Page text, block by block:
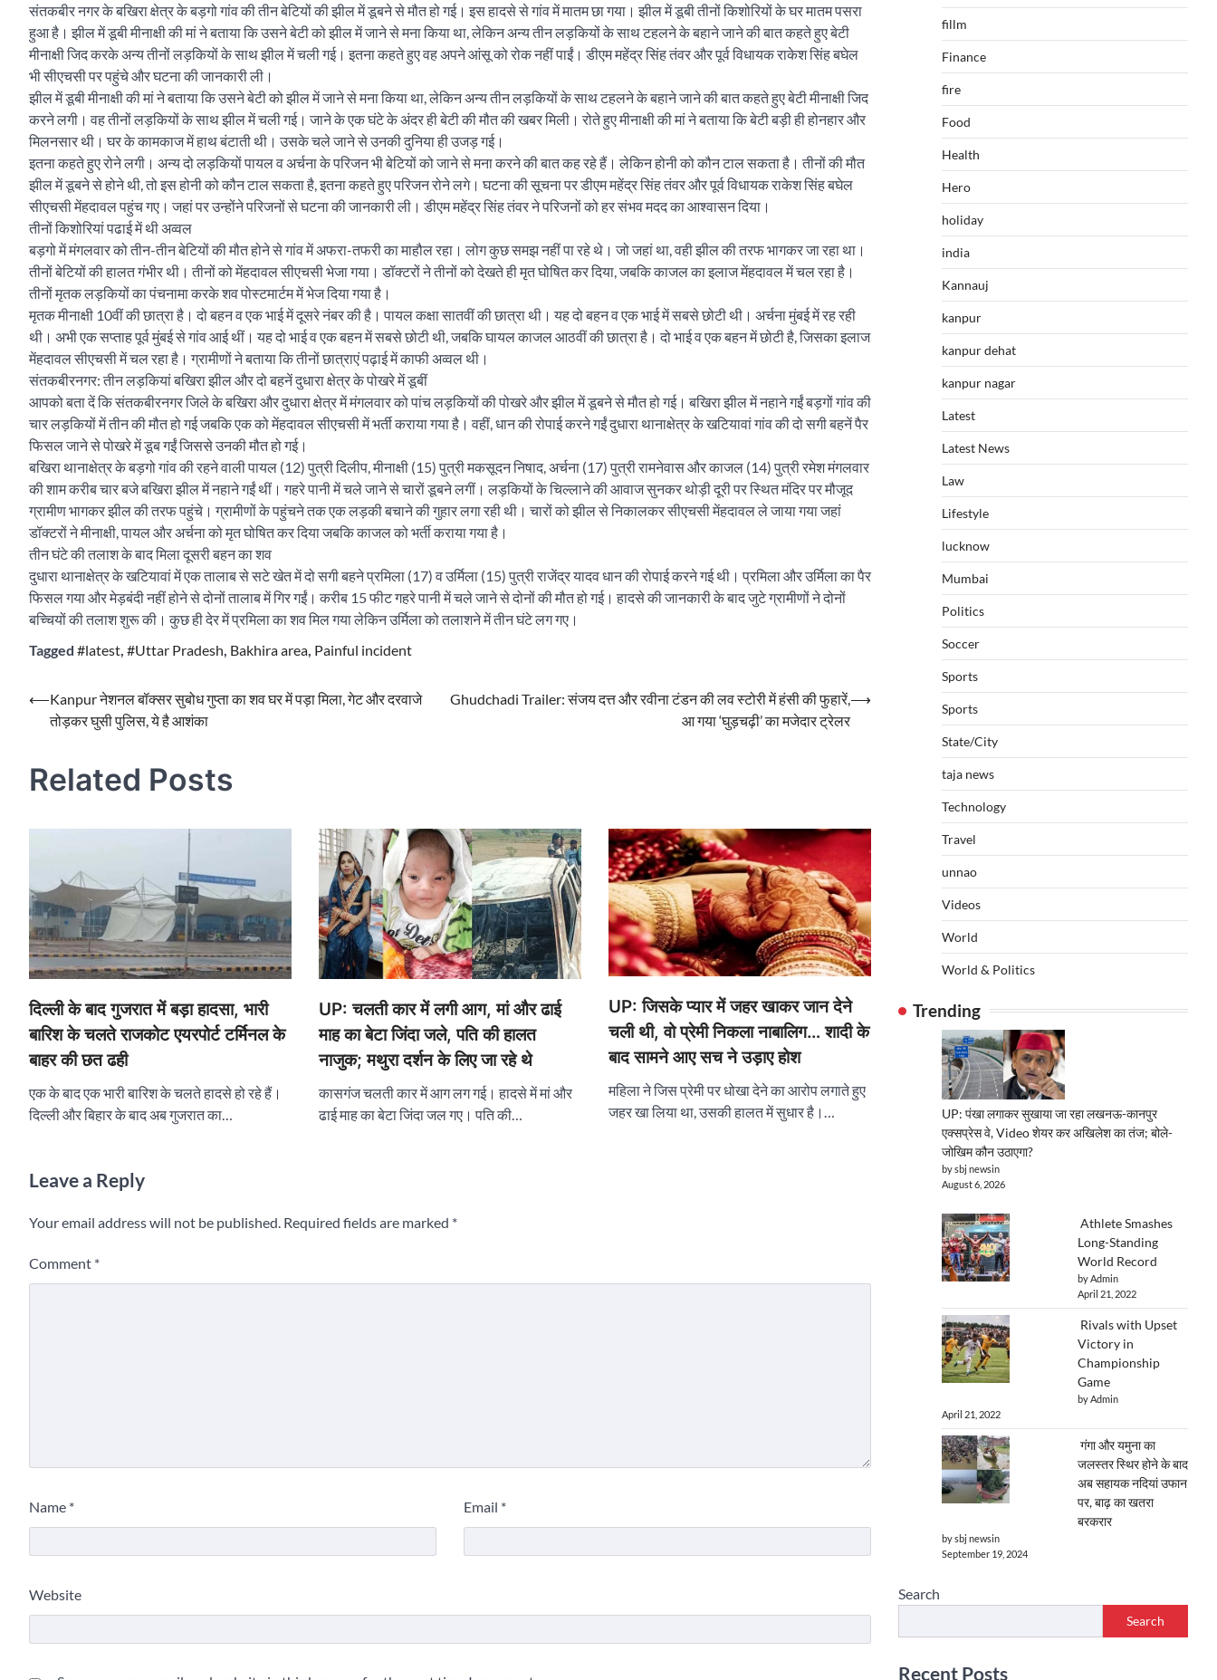
संतकबीर नगर के बखिरा क्षेत्र के बड़गो गांव की तीन बेटियों की झील में डूबने से मौत हो गई। इस हादसे से गांव में मातम छा गया। झील में डूबी तीनों किशोरियों के घर मातम पसरा
हुआ है। झील में डूबी मीनाक्षी की मां ने बताया कि उसने बेटी को झील में जाने से मना किया था, लेकिन अन्य तीन लड़कियों के साथ टहलने के बहाने जाने की बात कहते हुए बेटी
मीनाक्षी जिद करके अन्य तीनों लड़कियों के साथ झील में चली गई। इतना कहते हुए वह अपने आंसू को रोक नहीं पाईं। डीएम महेंद्र सिंह तंवर और पूर्व विधायक राकेश सिंह बघेल
भी सीएचसी पर पहुंचे और घटना की जानकारी ली।
झील में डूबी मीनाक्षी की मां ने बताया कि उसने बेटी को झील में जाने से मना किया था, लेकिन अन्य तीन लड़कियों के साथ टहलने के बहाने जाने की बात कहते हुए बेटी मीनाक्षी जिद
करने लगी। वह तीनों लड़कियों के साथ झील में चली गई। जाने के एक घंटे के अंदर ही बेटी की मौत की खबर मिली। रोते हुए मीनाक्षी की मां ने बताया कि बेटी बड़ी ही होनहार और
मिलनसार थी। घर के कामकाज में हाथ बंटाती थी। उसके चले जाने से उनकी दुनिया ही उजड़ गई।
इतना कहते हुए रोने लगी। अन्य दो लड़कियों पायल व अर्चना के परिजन भी बेटियों को जाने से मना करने की बात कह रहे हैं। लेकिन होनी को कौन टाल सकता है। तीनों की मौत
झील में डूबने से होने थी, तो इस होनी को कौन टाल सकता है, इतना कहते हुए परिजन रोने लगे। घटना की सूचना पर डीएम महेंद्र सिंह तंवर और पूर्व विधायक राकेश सिंह बघेल
सीएचसी मेंहदावल पहुंच गए। जहां पर उन्होंने परिजनों से घटना की जानकारी ली। डीएम महेंद्र सिंह तंवर ने परिजनों को हर संभव मदद का आश्वासन दिया।
तीनों किशोरियां पढाई में थी अव्वल
बड़गो में मंगलवार को तीन-तीन बेटियों की मौत होने से गांव में अफरा-तफरी का माहौल रहा। लोग कुछ समझ नहीं पा रहे थे। जो जहां था, वही झील की तरफ भागकर जा रहा था।
तीनों बेटियों की हालत गंभीर थी। तीनों को मेंहदावल सीएचसी भेजा गया। डॉक्टरों ने तीनों को देखते ही मृत घोषित कर दिया, जबकि काजल का इलाज मेंहदावल में चल रहा है।
तीनों मृतक लड़कियों का पंचनामा करके शव पोस्टमार्टम में भेज दिया गया है।
मृतक मीनाक्षी 10वीं की छात्रा है। दो बहन व एक भाई में दूसरे नंबर की है। पायल कक्षा सातवीं की छात्रा थी। यह दो बहन व एक भाई में सबसे छोटी थी। अर्चना मुंबई में रह रही
थी। अभी एक सप्ताह पूर्व मुंबई से गांव आई थीं। यह दो भाई व एक बहन में सबसे छोटी थी, जबकि घायल काजल आठवीं की छात्रा है। दो भाई व एक बहन में छोटी है, जिसका इलाज
मेंहदावल सीएचसी में चल रहा है। ग्रामीणों ने बताया कि तीनों छात्राएं पढ़ाई में काफी अव्वल थी।
संतकबीरनगर: तीन लड़कियां बखिरा झील और दो बहनें दुधारा क्षेत्र के पोखरे में डूबीं
आपको बता दें कि संतकबीरनगर जिले के बखिरा और दुधारा क्षेत्र में मंगलवार को पांच लड़कियों की पोखरे और झील में डूबने से मौत हो गई। बखिरा झील में नहाने गईं बड़गों गांव की
चार लड़कियों में तीन की मौत हो गई जबकि एक को मेंहदावल सीएचसी में भर्ती कराया गया है। वहीं, धान की रोपाई करने गईं दुधारा थानाक्षेत्र के खटियावां गांव की दो सगी बहनें पैर
फिसल जाने से पोखरे में डूब गईं जिससे उनकी मौत हो गई।
बखिरा थानाक्षेत्र के बड़गो गांव की रहने वाली पायल (12) पुत्री दिलीप, मीनाक्षी (15) पुत्री मकसूदन निषाद, अर्चना (17) पुत्री रामनेवास और काजल (14) पुत्री रमेश मंगलवार
की शाम करीब चार बजे बखिरा झील में नहाने गईं थीं। गहरे पानी में चले जाने से चारों डूबने लगीं। लड़कियों के चिल्लाने की आवाज सुनकर थोड़ी दूरी पर स्थित मंदिर पर मौजूद
ग्रामीण भागकर झील की तरफ पहुंचे। ग्रामीणों के पहुंचने तक एक लड़की बचाने की गुहार लगा रही थी। चारों को झील से निकालकर सीएचसी मेंहदावल ले जाया गया जहां
डॉक्टरों ने मीनाक्षी, पायल और अर्चना को मृत घोषित कर दिया जबकि काजल को भर्ती कराया गया है।
तीन घंटे की तलाश के बाद मिला दूसरी बहन का शव
दुधारा थानाक्षेत्र के खटियावां में एक तालाब से सटे खेत में दो सगी बहने प्रमिला (17) व उर्मिला (15) पुत्री राजेंद्र यादव धान की रोपाई करने गई थी। प्रमिला और उर्मिला का पैर
फिसल गया और मेड़बंदी नहीं होने से दोनों तालाब में गिर गईं। करीब 15 फीट गहरे पानी में चले जाने से दोनों की मौत हो गई। हादसे की जानकारी के बाद जुटे ग्रामीणों ने दोनों
बच्चियों की तलाश शुरू की। कुछ ही देर में प्रमिला का शव मिल गया लेकिन उर्मिला को तलाशने में तीन घंटे लग गए।
Tagged #latest #Uttar Pradesh Bakhira area Painful incident
Post
navigation
⟵Kanpur नेशनल बॉक्सर सुबोध गुप्ता का शव घर में पड़ा मिला, गेट और दरवाजे
तोड़कर घुसी पुलिस, ये है आशंका
Ghudchadi Trailer: संजय दत्त और रवीना टंडन की लव स्टोरी में हंसी की फुहारें,
आ गया ‘घुड़चढ़ी’ का मजेदार ट्रेलर
⟶
Related Posts
दिल्ली के बाद गुजरात में बड़ा हादसा, भारी
बारिश के चलते राजकोट एयरपोर्ट टर्मिनल के
बाहर की छत ढही
एक के बाद एक भारी बारिश के चलते हादसे हो रहे हैं।
दिल्ली और बिहार के बाद अब गुजरात का…
UP: चलती कार में लगी आग, मां और ढाई
माह का बेटा जिंदा जले, पति की हालत
नाजुक; मथुरा दर्शन के लिए जा रहे थे
कासगंज चलती कार में आग लग गई। हादसे में मां और
ढाई माह का बेटा जिंदा जल गए। पति की…
UP: जिसके प्यार में जहर खाकर जान देने
चली थी, वो प्रेमी निकला नाबालिग… शादी के
बाद सामने आए सच ने उड़ाए होश
महिला ने जिस प्रेमी पर धोखा देने का आरोप लगाते हुए
जहर खा लिया था, उसकी हालत में सुधार है।…
Leave a Reply
Your email address will not be published. Required fields are marked *
Comment *
Name * Email *
Website
fillm
Finance
fire
Food
Health
Hero
holiday
india
Kannauj
kanpur
kanpur dehat
kanpur nagar
Latest
Latest News
Law
Lifestyle
lucknow
Mumbai
Politics
Soccer
Sports
Sports
State/City
taja news
Technology
Travel
unnao
Videos
World
World & Politics
Trending
UP: पंखा लगाकर सुखाया जा रहा लखनऊ-कानपुर
एक्सप्रेस वे, Video शेयर कर अखिलेश का तंज; बोले-
जोखिम कौन उठाएगा?
by sbj newsin
August 6, 2026
Athlete Smashes
Long-Standing
World Record
by Admin
April 21, 2022
Rivals with Upset
Victory in
Championship
Game
by Admin
April 21, 2022
गंगा और यमुना का
जलस्तर स्थिर होने के बाद
अब सहायक नदियां उफान
पर, बाढ़ का खतरा
बरकरार
by sbj newsin
September 19, 2024
Search
Search
Recent Posts